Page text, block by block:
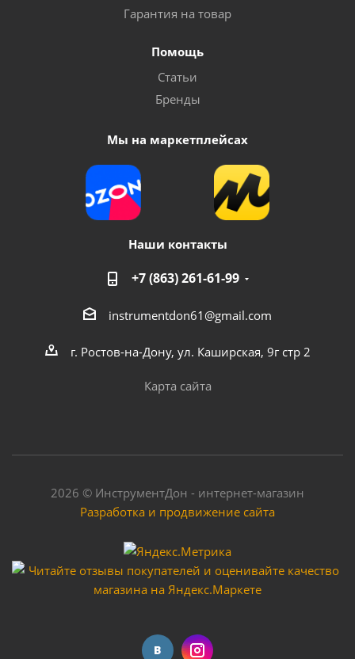
Гарантия на товар
Помощь
Статьи
Бренды
Мы на маркетплейсах
Наши контакты
+7 (863) 261-61-99
instrumentdon61@gmail.com
г. Ростов-на-Дону, ул. Каширская, 9г стр 2
Карта сайта
2026 © ИнструментДон - интернет-магазин
Разработка и продвижение сайта